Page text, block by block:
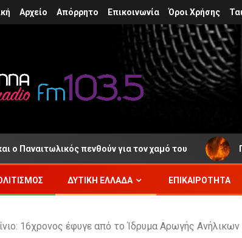
Αρχείο Απόρρητο Επικοινωνία Όροι Χρήσης
πενθούν για τον χαμό του
ΔΥΤΙΚΉ ΕΛΛΆΔΑ ΕΠΙΚΑΙΡΌΤΗΤΑ
16χρονος έφυγε από το Ίδρυμα Αρωγής Ανήλικων